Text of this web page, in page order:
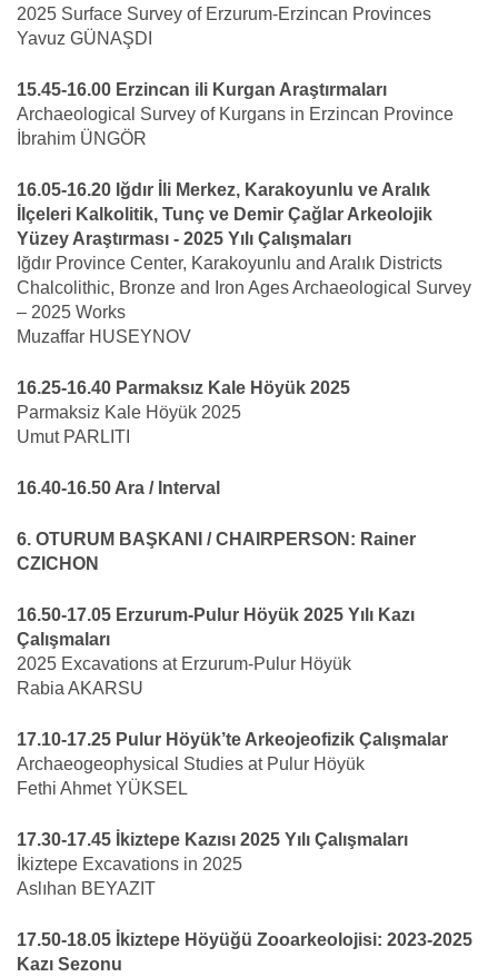
2025 Surface Survey of Erzurum-Erzincan Provinces
Yavuz GÜNAŞDI
15.45-16.00 Erzincan ili Kurgan Araştırmaları
Archaeological Survey of Kurgans in Erzincan Province
İbrahim ÜNGÖR
16.05-16.20 Iğdır İli Merkez, Karakoyunlu ve Aralık
İlçeleri Kalkolitik, Tunç ve Demir Çağlar Arkeolojik
Yüzey Araştırması - 2025 Yılı Çalışmaları
Iğdır Province Center, Karakoyunlu and Aralık Districts
Chalcolithic, Bronze and Iron Ages Archaeological Survey
– 2025 Works
Muzaffar HUSEYNOV
16.25-16.40 Parmaksız Kale Höyük 2025
Parmaksiz Kale Höyük 2025
Umut PARLITI
16.40-16.50 Ara / Interval
6. OTURUM BAŞKANI / CHAIRPERSON: Rainer
CZICHON
16.50-17.05 Erzurum-Pulur Höyük 2025 Yılı Kazı
Çalışmaları
2025 Excavations at Erzurum-Pulur Höyük
Rabia AKARSU
17.10-17.25 Pulur Höyük’te Arkeojeofizik Çalışmalar
Archaeogeophysical Studies at Pulur Höyük
Fethi Ahmet YÜKSEL
17.30-17.45 İkiztepe Kazısı 2025 Yılı Çalışmaları
İkiztepe Excavations in 2025
Aslıhan BEYAZIT
17.50-18.05 İkiztepe Höyüğü Zooarkeolojisi: 2023-2025
Kazı Sezonu